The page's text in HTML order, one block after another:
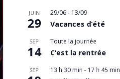
JUIN
29
29/06- 13/09
Vacances d’été
SEP
14
Toute la journée
C’est la rentrée
SEP 13 h 30 min - 17 h 45 min